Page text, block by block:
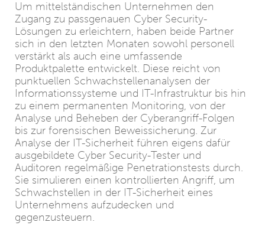
Um mittelständischen Unternehmen den
Zugang zu passgenauen Cyber Security-
Lösungen zu erleichtern, haben beide Partner
sich in den letzten Monaten sowohl personell
verstärkt als auch eine umfassende
Produktpalette entwickelt. Diese reicht von
punktuellen Schwachstellenanalysen der
Informationssysteme und IT-Infrastruktur bis hin
zu einem permanenten Monitoring, von der
Analyse und Beheben der Cyberangriff-Folgen
bis zur forensischen Beweissicherung. Zur
Analyse der IT-Sicherheit führen eigens dafür
ausgebildete Cyber Security-Tester und
Auditoren regelmäßige Penetrationstests durch.
Sie simulieren einen kontrollierten Angriff, um
Schwachstellen in der IT-Sicherheit eines
Unternehmens aufzudecken und
gegenzusteuern.